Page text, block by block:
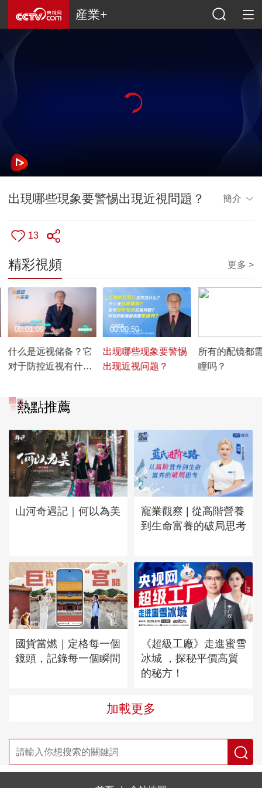
産業+
出現哪些現象要警惕出現近視問題？ 簡介
13
精彩視頻 更多 >
什么是远视储备？它
对于防控近视有什么
00:01:09
出现哪些现象要警惕
出现近视问题？
00:00:50
所有的配镜都
瞳吗？
熱點推薦
山河奇遇記｜何以為美
寵業觀察 | 從高階營養
到生命富養的破局思考
國貨當燃｜定格每一個
鏡頭，記錄每一個瞬間
《超級工廠》走進蜜雪
冰城 ，探秘平價高質
的秘方！
加載更多